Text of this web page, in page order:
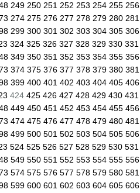
249 250 251 252 253 254 255 256
274 275 276 277 278 279 280 281
299 300 301 302 303 304 305 306
324 325 326 327 328 329 330 331
349 350 351 352 353 354 355 356
374 375 376 377 378 379 380 381
399 400 401 402 403 404 405 406
424 425 426 427 428 429 430 431
449 450 451 452 453 454 455 456
474 475 476 477 478 479 480 481
499 500 501 502 503 504 505 506
524 525 526 527 528 529 530 531
549 550 551 552 553 554 555 556
574 575 576 577 578 579 580 581
599 600 601 602 603 604 605 606